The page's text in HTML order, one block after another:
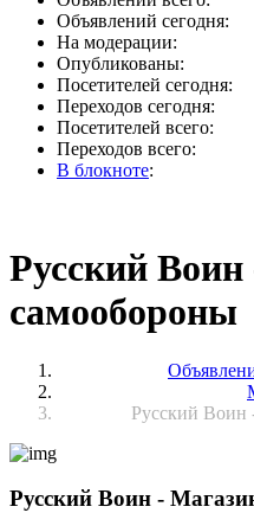
Объявлений сегодня:
На модерации:
Опубликованы:
Посетителей сегодня:
Переходов сегодня:
Посетителей всего:
Переходов всего:
В блокноте:
Русский
самообороны
Русский Воин
Русский Воин -